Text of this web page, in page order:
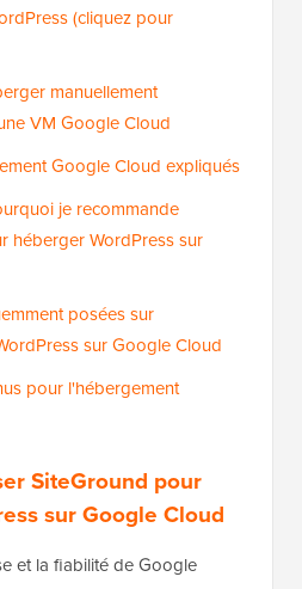
(cliquez pour
manuellement
VM Google Cloud
Google Cloud expliqués
je recommande
héberger WordPress sur
posées sur
sur Google Cloud
pour l'hébergement
SiteGround pour
sur Google Cloud
et la fiabilité de Google